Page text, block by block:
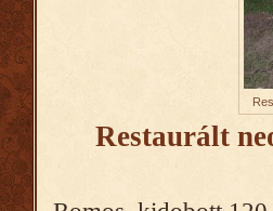
Restaurált